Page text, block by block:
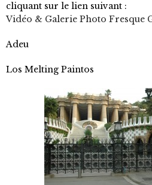
cliquant sur le lien suivant :
Vidéo & Galerie Photo Fresque
Adeu
Los Melting Paintos